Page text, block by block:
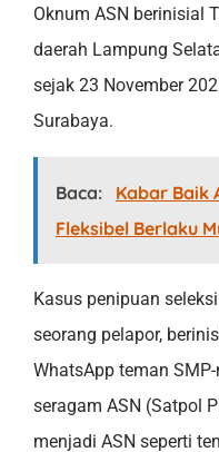
Oknum ASN berinisial
daerah Lampung
sejak 23 November
Surabaya.
Baca:
Kabar Baik
Fleksibel Berlaku
Kasus penipuan
seorang pelapor,
WhatsApp teman
seragam ASN (Satpol
menjadi ASN seperti